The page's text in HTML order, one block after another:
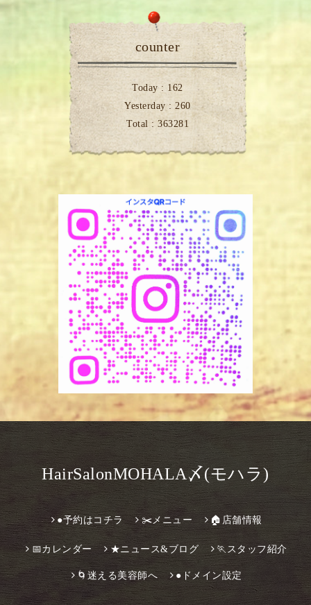
counter
Today : 162
Yesterday : 260
Total : 363281
HairSalonMOHALA〆(モハラ)
●予約はコチラ ✂️メニュー 🏠店舗情報
📅カレンダー ★ニュース&ブログ 🏃スタッフ紹介
🌀迷える美容師へ ●ドメイン設定